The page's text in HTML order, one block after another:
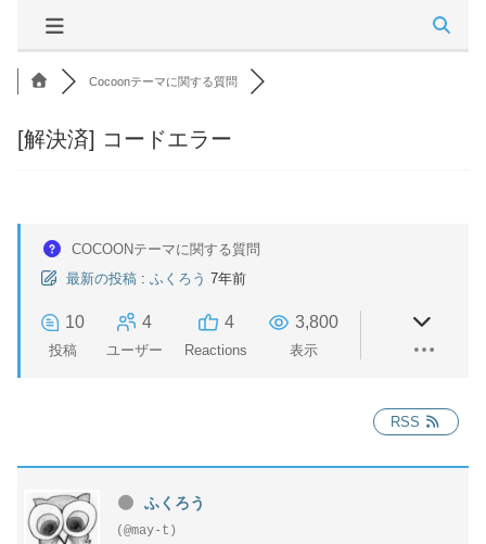
Cocoonテーマに関する質問
[解決済] コードエラー
COCOONテーマに関する質問
最新の投稿 : ふくろう 7年前
10
投稿
4
ユーザー
4
Reactions
3,800
表示
RSS
ふくろう
(@may-t)